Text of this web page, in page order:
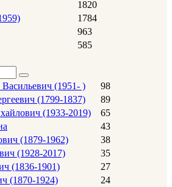
1820
1784
963
585
(1951- )
98
(1799-1837)
89
(1933-2019)
65
43
(1879-1962)
38
(1928-2017)
35
(1836-1901)
27
(1870-1924)
24